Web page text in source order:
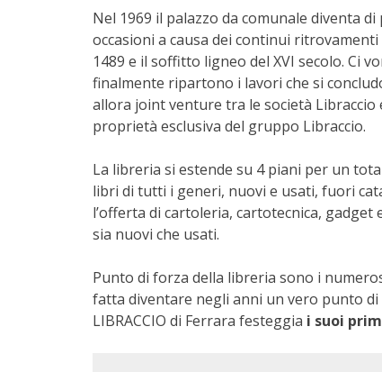
Nel 1969 il palazzo da comunale diventa
occasioni a causa dei continui
1489 e il soffitto ligneo del XVI secolo. Ci
finalmente ripartono i lavori che si
allora joint venture tra le società
proprietà esclusiva del gruppo Libraccio.
La libreria si estende su 4 piani per un
libri di tutti i generi, nuovi e usati, fuori
l’offerta di cartoleria, cartotecnica, gadget
sia nuovi che usati.
Punto di forza della libreria sono i
fatta diventare negli anni un vero punto
LIBRACCIO di Ferrara festeggia i suoi